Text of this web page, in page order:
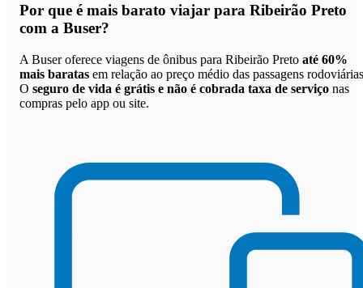
Por que é mais barato viajar para Ribeirão Preto
com a Buser?
A Buser oferece viagens de ônibus para Ribeirão Preto até 60%
mais baratas em relação ao preço médio das passagens
O seguro de vida é grátis e não é cobrada taxa de serviço nas
compras pelo app ou site.